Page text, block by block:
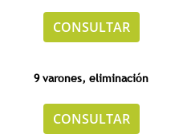
CONSULTAR
9 varones, eliminación
CONSULTAR